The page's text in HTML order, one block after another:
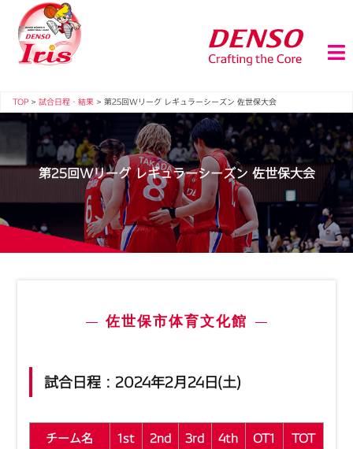
TOP > 試合日程・結果 > 第25回Wリーグ レギュラーシーズン 佐世保大会
第25回Wリーグ レギュラーシーズン 佐世保大会
佐世保市体育文化館
試合日程：2024年2月24日(土)
チーム名 1st 2nd 3rd 4th OT1
TOT